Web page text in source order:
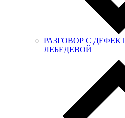
РАЗГОВОР С
ЛЕБЕДЕВОЙ